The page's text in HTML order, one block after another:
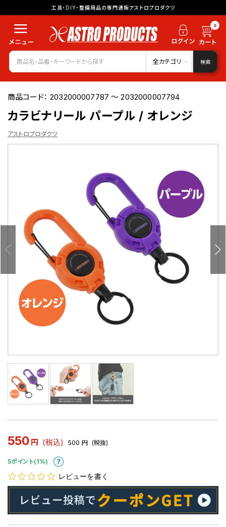
工具・DIY・整備用品の専門通販アストロプロダクツ
0
全カテゴリ 検索
商品コード：2032000007787 ～ 2032000007794
カラビナリール パープル / オレンジ
アストロプロダクツ
550 円 (税込) 500 円 (税抜)
5ポイント(1%)
レビューを書く